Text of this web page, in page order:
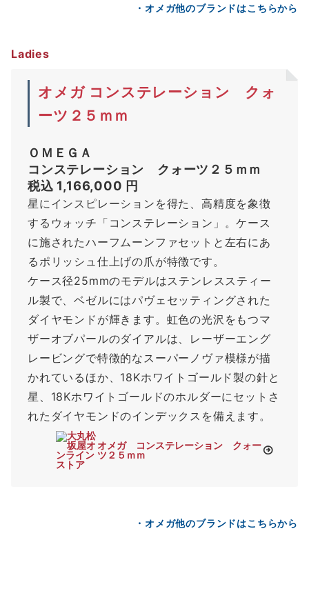
・オメガ他のブランドはこちらから
Ladies
オメガ コンステレーション クォ
ーツ２５ｍｍ
ＯＭＥＧＡ
コンステレーション クォーツ２５ｍｍ
税込 1,166,000 円
星にインスピレーションを得た、高精度を象徴
するウォッチ「コンステレーション」。ケース
に施されたハーフムーンファセットと左右にあ
るポリッシュ仕上げの爪が特徴です。
ケース径25mmのモデルはステンレススティー
ル製で、ベゼルにはパヴェセッティングされた
ダイヤモンドが輝きます。虹色の光沢をもつマ
ザーオブパールのダイアルは、レーザーエング
レービングで特徴的なスーパーノヴァ模様が描
かれているほか、18Kホワイトゴールド製の針と
星、18Kホワイトゴールドのホルダーにセットさ
れたダイヤモンドのインデックスを備えます。
オメガ コンステレーション クォー
ツ２５ｍｍ
・オメガ他のブランドはこちらから